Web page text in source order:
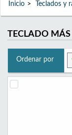
Inicio Teclados y
TECLADO MÁS
Ordenar por